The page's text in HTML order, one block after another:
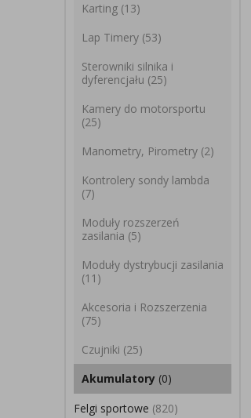
Karting (13)
Lap Timery (53)
Sterowniki silnika i
dyferencjału (25)
Kamery do motorsportu
(25)
Manometry, Pirometry (2)
Kontrolery sondy lambda
(7)
Moduły rozszerzeń
zasilania (5)
Moduły dystrybucji zasilania
(11)
Akcesoria i Rozszerzenia
(75)
Czujniki (25)
Akumulatory (0)
Felgi sportowe (820)